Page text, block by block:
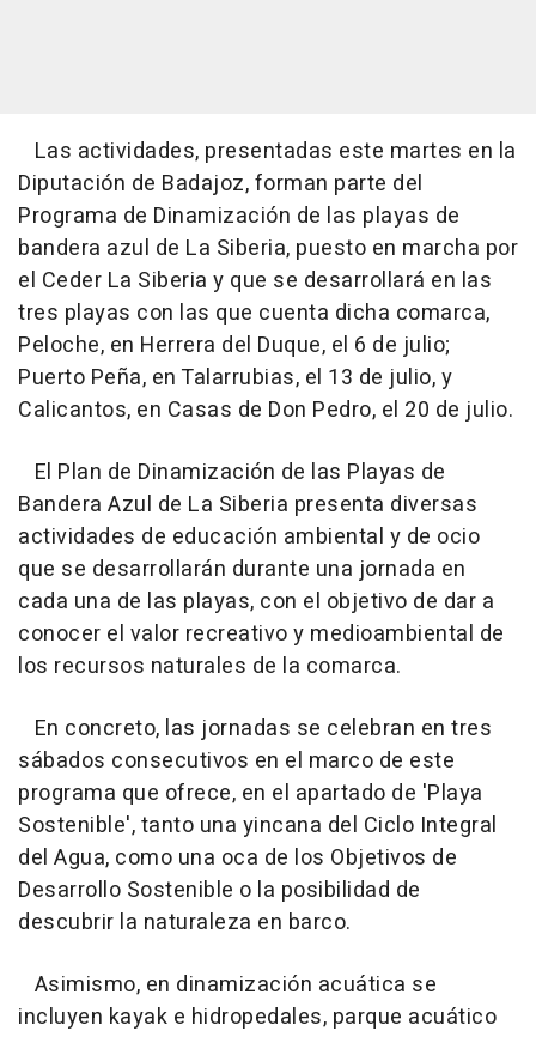
Las actividades, presentadas este martes en la
Diputación de Badajoz, forman parte del
Programa de Dinamización de las playas de
bandera azul de La Siberia, puesto en marcha por
el Ceder La Siberia y que se desarrollará en las
tres playas con las que cuenta dicha comarca,
Peloche, en Herrera del Duque, el 6 de julio;
Puerto Peña, en Talarrubias, el 13 de julio, y
Calicantos, en Casas de Don Pedro, el 20 de julio.
El Plan de Dinamización de las Playas de
Bandera Azul de La Siberia presenta diversas
actividades de educación ambiental y de ocio
que se desarrollarán durante una jornada en
cada una de las playas, con el objetivo de dar a
conocer el valor recreativo y medioambiental de
los recursos naturales de la comarca.
En concreto, las jornadas se celebran en tres
sábados consecutivos en el marco de este
programa que ofrece, en el apartado de 'Playa
Sostenible', tanto una yincana del Ciclo Integral
del Agua, como una oca de los Objetivos de
Desarrollo Sostenible o la posibilidad de
descubrir la naturaleza en barco.
Asimismo, en dinamización acuática se
incluyen kayak e hidropedales, parque acuático